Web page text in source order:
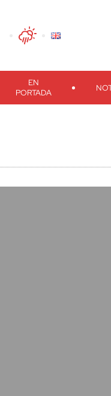
TwitterFacebook
Threads
Instagram
EN
PORTADA